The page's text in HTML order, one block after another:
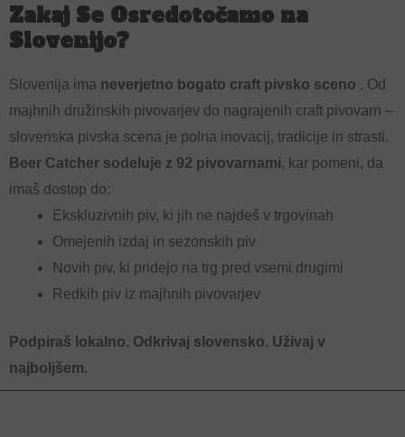
Zakaj Se Osredotočamo na
Slovenijo?
Slovenija ima neverjetno bogato craft pivsko sceno . Od
majhnih družinskih pivovarjev do nagrajenih craft pivovarn –
slovenska pivska scena je polna inovacij, tradicije in strasti.
Beer Catcher sodeluje z 92 pivovarnami, kar pomeni, da
imaš dostop do:
Ekskluzivnih piv, ki jih ne najdeš v trgovinah
Omejenih izdaj in sezonskih piv
Novih piv, ki pridejo na trg pred vsemi drugimi
Redkih piv iz majhnih pivovarjev
Podpiraš lokalno. Odkrivaj slovensko. Uživaj v
najboljšem.